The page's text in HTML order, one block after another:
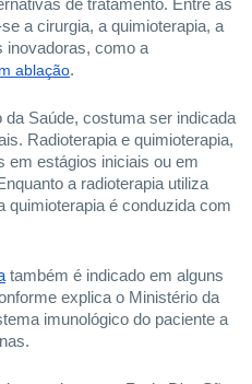
de tratamento. Entre as
a cirurgia, a quimioterapia, a
inovadoras, como a
ablação.
Saúde, costuma ser indicada
Radioterapia e quimioterapia,
em estágios iniciais ou em
a radioterapia utiliza
quimioterapia é conduzida com
também é indicado em alguns
explica o Ministério da
imunológico do paciente a